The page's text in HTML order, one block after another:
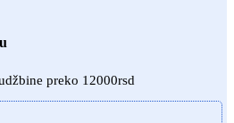
preko 12000rsd